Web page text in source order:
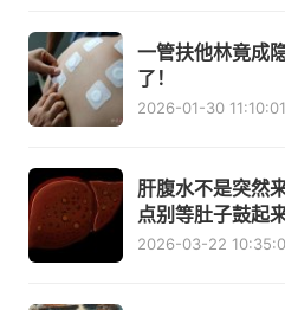
一管扶他林竟成
了！
2026-01-30 11:10:01
肝腹水不是突然
点别等肚子鼓起
2026-03-22